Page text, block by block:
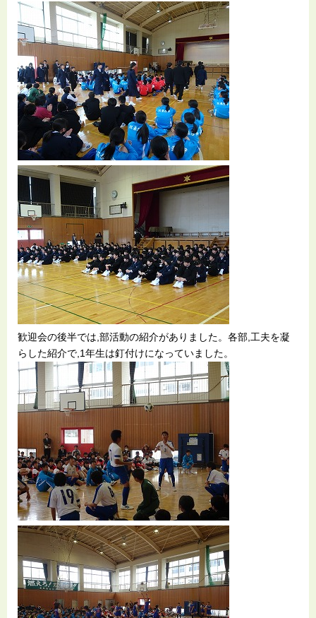
歓迎会の後半では,部活動の紹介がありました。各部,工夫を凝
らした紹介で,1年生は釘付けになっていました。